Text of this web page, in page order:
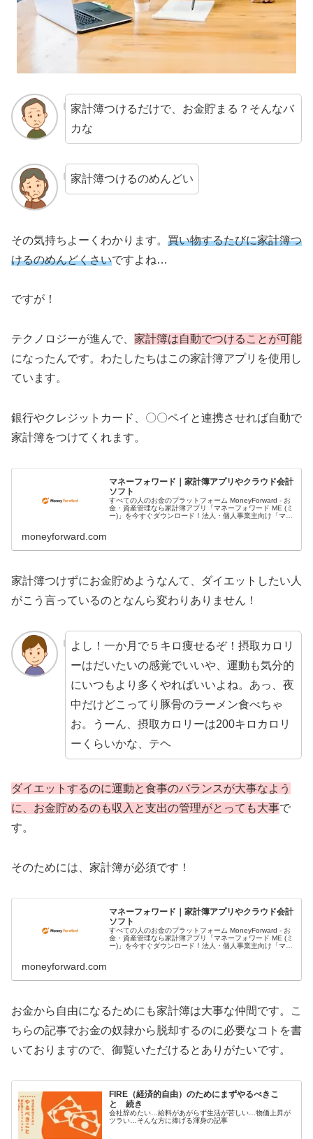
家計簿つけるだけで、お金貯まる？そんなバ
カな
家計簿つけるのめんどい
その気持ちよーくわかります。 買い物するたびに家計簿つ
けるのめんどくさいですよね…
ですが！
テクノロジーが進んで、 家計簿は自動でつけることが可能
になったんです。わたしたちはこの家計簿アプリを使用し
ています。
銀行やクレジットカード、〇〇ペイと連携させれば自動で
家計簿をつけてくれます。
マネーフォワード｜家計簿アプリやクラウド会計
ソフト
すべての人のお金のプラットフォーム MoneyForward - お
金・資産管理なら家計簿アプリ「マネーフォワード ME (ミ
ー)」を今すぐダウンロード！法人・個人事業主向け「マネ
moneyforward.com
家計簿つけずにお金貯めようなんて、ダイエットしたい人
がこう言っているのとなんら変わりありません！
よし！一か月で５キロ痩せるぞ！摂取カロリ
ーはだいたいの感覚でいいや、運動も気分的
にいつもより多くやればいいよね。あっ、夜
中だけどこってり豚骨のラーメン食べちゃ
お。うーん、摂取カロリーは200キロカロリ
ーくらいかな、テヘ
ダイエットするのに運動と食事のバランスが大事なよう
に、お金貯めるのも収入と支出の管理がとっても大事で
す。
そのためには、家計簿が必須です！
マネーフォワード｜家計簿アプリやクラウド会計
ソフト
すべての人のお金のプラットフォーム MoneyForward - お
金・資産管理なら家計簿アプリ「マネーフォワード ME (ミ
ー)」を今すぐダウンロード！法人・個人事業主向け「マネ
moneyforward.com
お金から自由になるためにも家計簿は大事な仲間です。こ
ちらの記事でお金の奴隷から脱却するのに必要なコトを書
いておりますので、御覧いただけるとありがたいです。
FIRE（経済的自由）のためにまずやるべきこ
と 続き
会社辞めたい…給料があがらず生活が苦しい…物価上昇が
ツラい…そんな方に捧げる渾身の記事